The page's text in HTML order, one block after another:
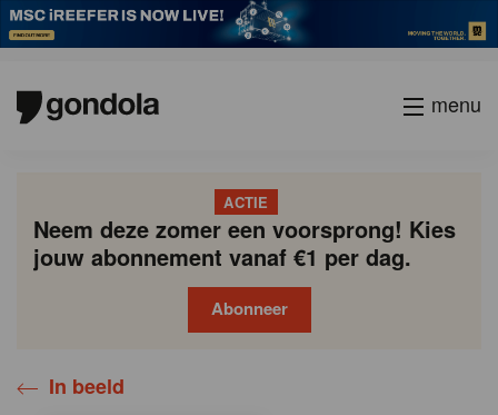
menu
ACTIE
Neem deze zomer een voorsprong! Kies
jouw abonnement vanaf €1 per dag.
Abonneer
In beeld